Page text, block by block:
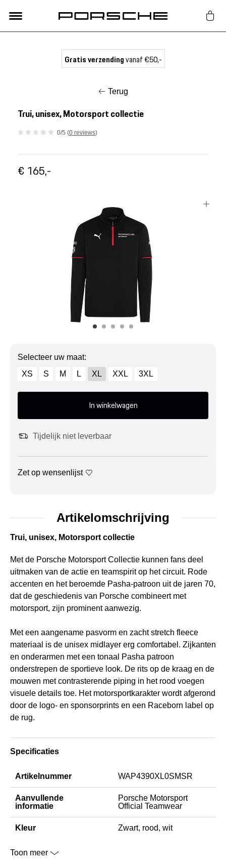
Nieuw
Acties
Porsche informatie
Gratis verzendingvanaf €50,-
Terug
Trui, unisex, Motorsport collectie
0/5 (0 reviews)
€ 165,-
Selecteer uw maat:
XS
S M L XL XXL 3XL
In winkelwagen
Tijdelijk niet leverbaar
Zet op wensenlijst
Artikelomschrijving
Trui, unisex, Motorsport collectie
Met de Porsche Motorsport Collectie kunnen fans deel
uitmaken van de actie en teamspirit op het circuit. Rode
accenten en het beroemde Pasha-patroon uit de jaren 70,
dat de geschiedenis van Porsche combineert met
motorsport, zijn prominent aanwezig.
Met een aangename pasvorm en zacht stretch fleece
materiaal is de unisex midlayer erg comfortabel. Zijkanten
en onderarmen met een tonaal Pasha patroon
onderstrepen de sportieve look. De rits op de kraag en de
mouwen met contrasterende piping in het rood voegen
visuele details toe. Het motorsportkarakter wordt afgerond
door de logo- en sponsorprints en een Raceborn label op
de rug.
Specificaties
Artikelnummer WAP4390XL0SMSR
Aanvullende
informatie
Porsche Motorsport
Official Teamwear
Kleur Zwart, rood, wit
Toon meer